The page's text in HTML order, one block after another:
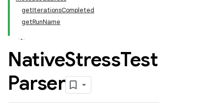
getIterationsCompleted
getRunName
NativeStressTest
Parser